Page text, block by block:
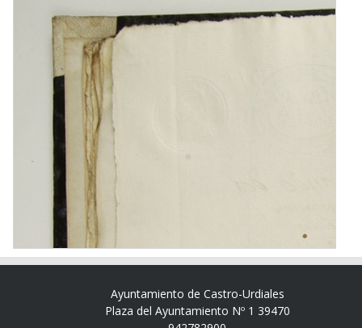
Ayuntamiento de Castro-Urdiales
Plaza del Ayuntamiento Nº 1 39470